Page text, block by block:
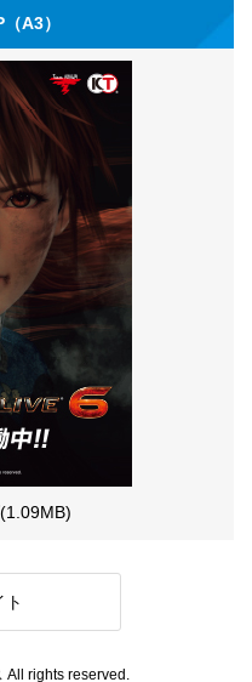
A3）
ト
All rights reserved.